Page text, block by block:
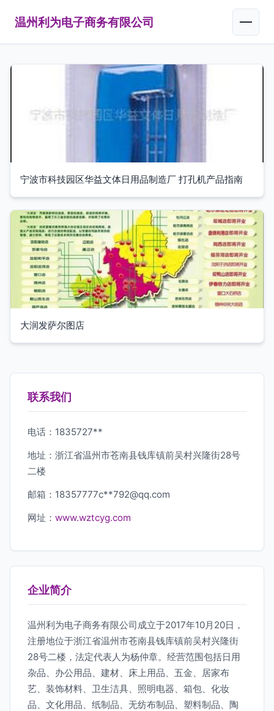
温州利为电子商务有限公司
宁波市科技园区华益文体日用品制造厂 打孔机产品指南
大润发萨尔图店
联系我们
电话：1835727**
地址：浙江省温州市苍南县钱库镇前吴村兴隆街28号
二楼
邮箱：18357777c**792@qq.com
网址： www.wztcyg.com
企业简介
温州利为电子商务有限公司成立于2017年10月20日，
注册地位于浙江省温州市苍南县钱库镇前吴村兴隆街
28号二楼，法定代表人为杨仲章。经营范围包括日用
杂品、办公用品、建材、床上用品、五金、居家布
艺、装饰材料、卫生洁具、照明电器、箱包、化妆
品、文化用品、纸制品、无纺布制品、塑料制品、陶